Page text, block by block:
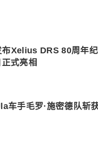
Xelius DRS 80周年
式亮相
车手毛罗·施密德队斩